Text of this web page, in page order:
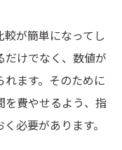
が簡単になってし
だけでなく、数値が
ます。そのために
を費やせるよう、指
必要があります。